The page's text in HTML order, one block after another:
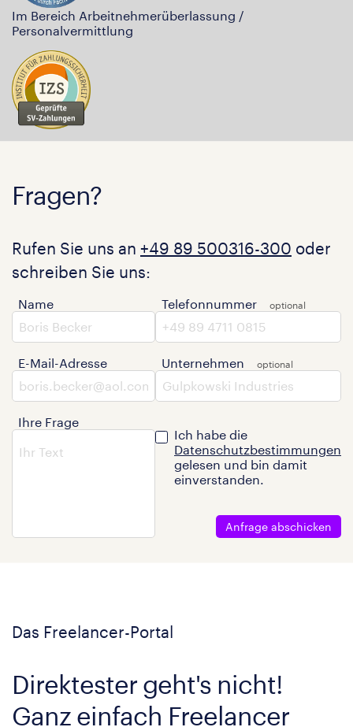
Im Bereich Arbeitnehmerüberlassung /
Personalvermittlung
Fragen?
Rufen Sie uns an +49 89 500316-300 oder
schreiben Sie uns:
Name
E-Mail-Adresse
Ihre Frage
Telefonnummer
Unternehmen
Ich habe die
Datenschutzbestimmungen
gelesen und bin damit
einverstanden.
Anfrage abschicken
Das Freelancer-Portal
Direktester geht's nicht!
Ganz einfach Freelancer